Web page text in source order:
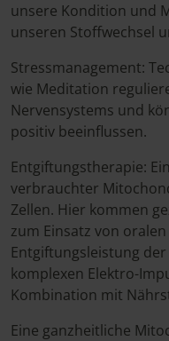
unsere Kondition und
unseren Stoffwechsel
Stressmanagement:
wie Meditation
Nervensystems und
positiv beeinflussen.
Entgiftungstherapie:
verbrauchter
Zellen. Hier kommen
zum Einsatz von
Entgiftungsleistung
komplexen Elektro-
Kombination mit
Eine ganzheitliche